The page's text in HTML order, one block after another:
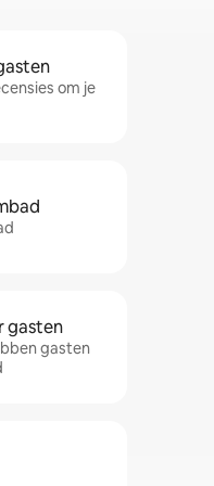
om je
gasten
gasten